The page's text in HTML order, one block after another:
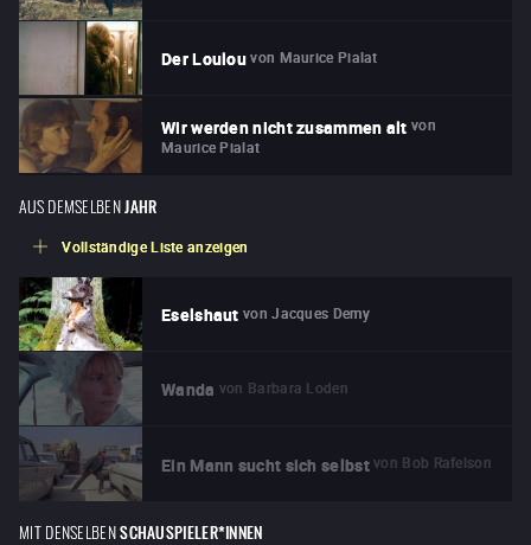
Der Loulou von Maurice Pialat
Wir werden nicht zusammen alt von
Maurice Pialat
AUS DEMSELBENJAHR
Vollständige Liste anzeigen
Eselshaut von Jacques Demy
Wanda von Barbara Loden
Ein Mann sucht sich selbst von Bob Rafelson
MIT DENSELBENSCHAUSPIELER*INNEN